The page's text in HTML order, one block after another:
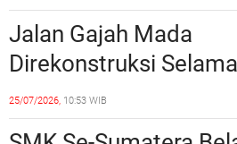
Jalan Gajah Mada
Direkonstruksi Selama
Empat Minggu, Ini
Rekayasa Lalu
25/07/2026, 10:53 WIB